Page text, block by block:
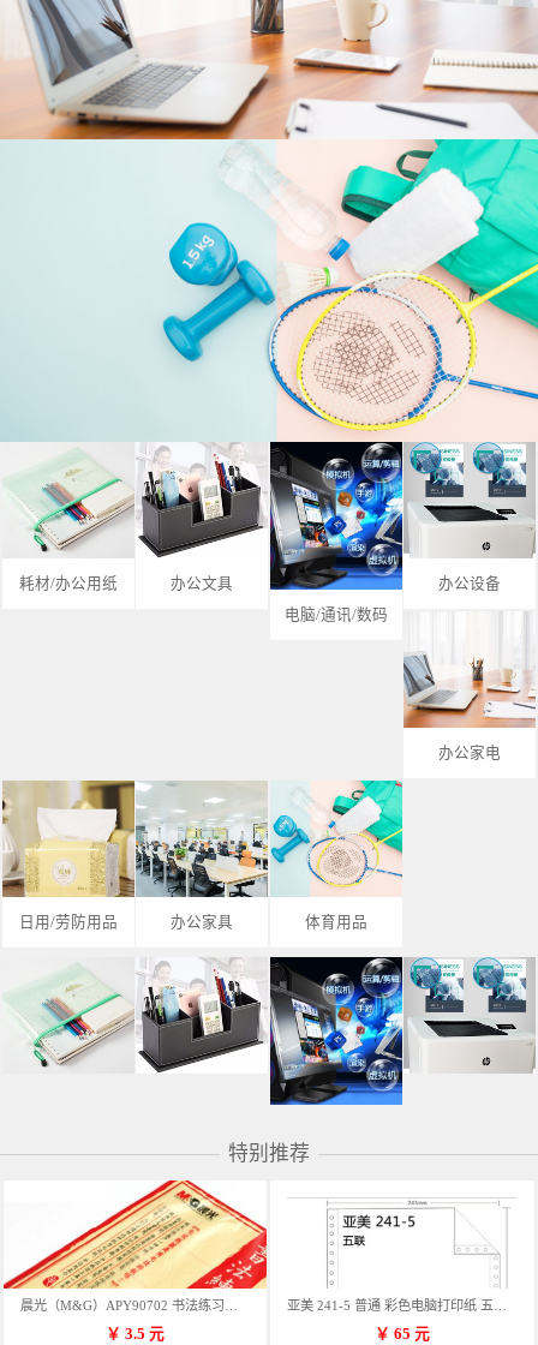
耗材/办公用纸
办公文具
电脑/通讯/数码
办公设备
办公家电
日用/劳防用品 办公家具 体育用品
特别推荐
￥ 3.5元 ￥ 65元